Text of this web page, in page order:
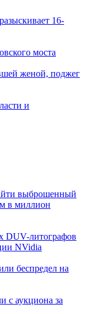
16-
моста
женой, поджег
и
выброшенный
в миллион
DUV-литографов
NVidia
беспредел на
с аукциона за